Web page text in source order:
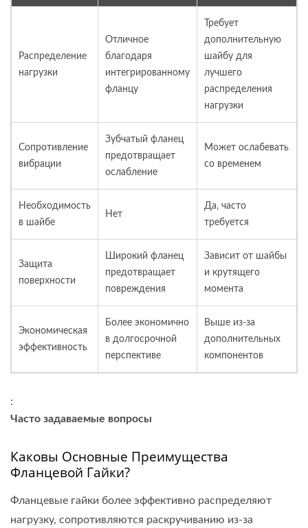
Распределение
нагрузки
Отличное
благодаря
интегрированному
фланцу
Требует
дополнительную
шайбу для
лучшего
распределения
нагрузки
Сопротивление
вибрации
Зубчатый фланец
предотвращает
ослабление
Может ослабевать
со временем
Необходимость
в шайбе
Нет
Да, часто
требуется
Защита
поверхности
Широкий фланец
предотвращает
повреждения
Зависит от шайбы
и крутящего
момента
Экономическая
эффективность
Более экономично
в долгосрочной
перспективе
Выше из-за
дополнительных
компонентов
:
Часто задаваемые вопросы
Каковы Основные Преимущества
Фланцевой Гайки?
Фланцевые гайки более эффективно распределяют
нагрузку, сопротивляются раскручиванию из-за